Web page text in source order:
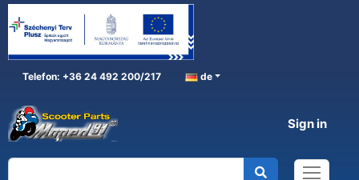
Telefon: +36 24 492 200/217 de
Sign in